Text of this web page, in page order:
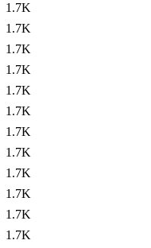
1.7K
1.7K
1.7K
1.7K
1.7K
1.7K
1.7K
1.7K
1.7K
1.7K
1.7K
1.7K